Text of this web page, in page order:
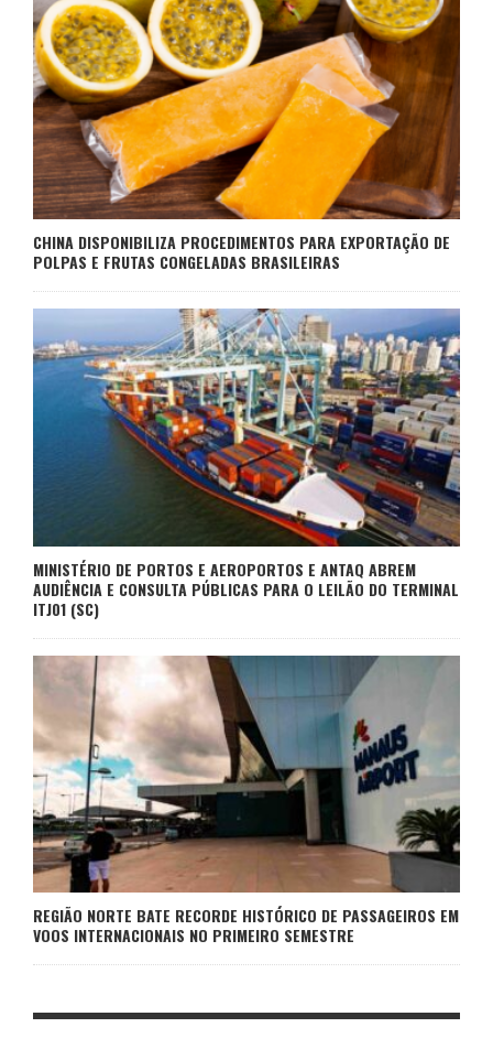
CHINA DISPONIBILIZA PROCEDIMENTOS PARA EXPORTAÇÃO DE
POLPAS E FRUTAS CONGELADAS BRASILEIRAS
MINISTÉRIO DE PORTOS E AEROPORTOS E ANTAQ ABREM
AUDIÊNCIA E CONSULTA PÚBLICAS PARA O LEILÃO DO TERMINAL
ITJ01 (SC)
REGIÃO NORTE BATE RECORDE HISTÓRICO DE PASSAGEIROS EM
VOOS INTERNACIONAIS NO PRIMEIRO SEMESTRE